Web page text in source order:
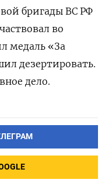
бригады ВС РФ
во
медаль «За
дезертировать.
дело.